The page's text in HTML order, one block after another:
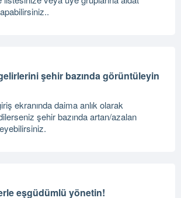
şehir bazında görüntüleyin
ekranında daima anlık olarak
şehir bazında artan/azalan
eşgüdümlü yönetin!